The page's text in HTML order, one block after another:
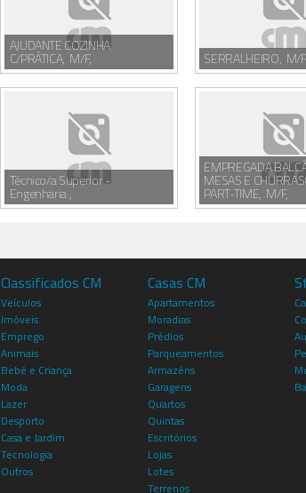
AJUDANTE COZINHA
C/PRÁTICA, M/F, SERRALHEIRO, M/
Técnico/a Superior -
Engenharia ,
EMPREGADA
MESAS E
PART-TIME, M/F,
Classificados CM
Veículos
Imóveis
Emprego
Animais
Bebé e Criança
Moda
Lazer
Desporto
Casa e Jardim
Tecnologia
Outros
Casas CM
Apartamentos
Moradias
Prédios
Parqueamentos
Armazéns
Garagens
Quartos
Quintas
Escritórios
Lojas
Lotes
Terrenos